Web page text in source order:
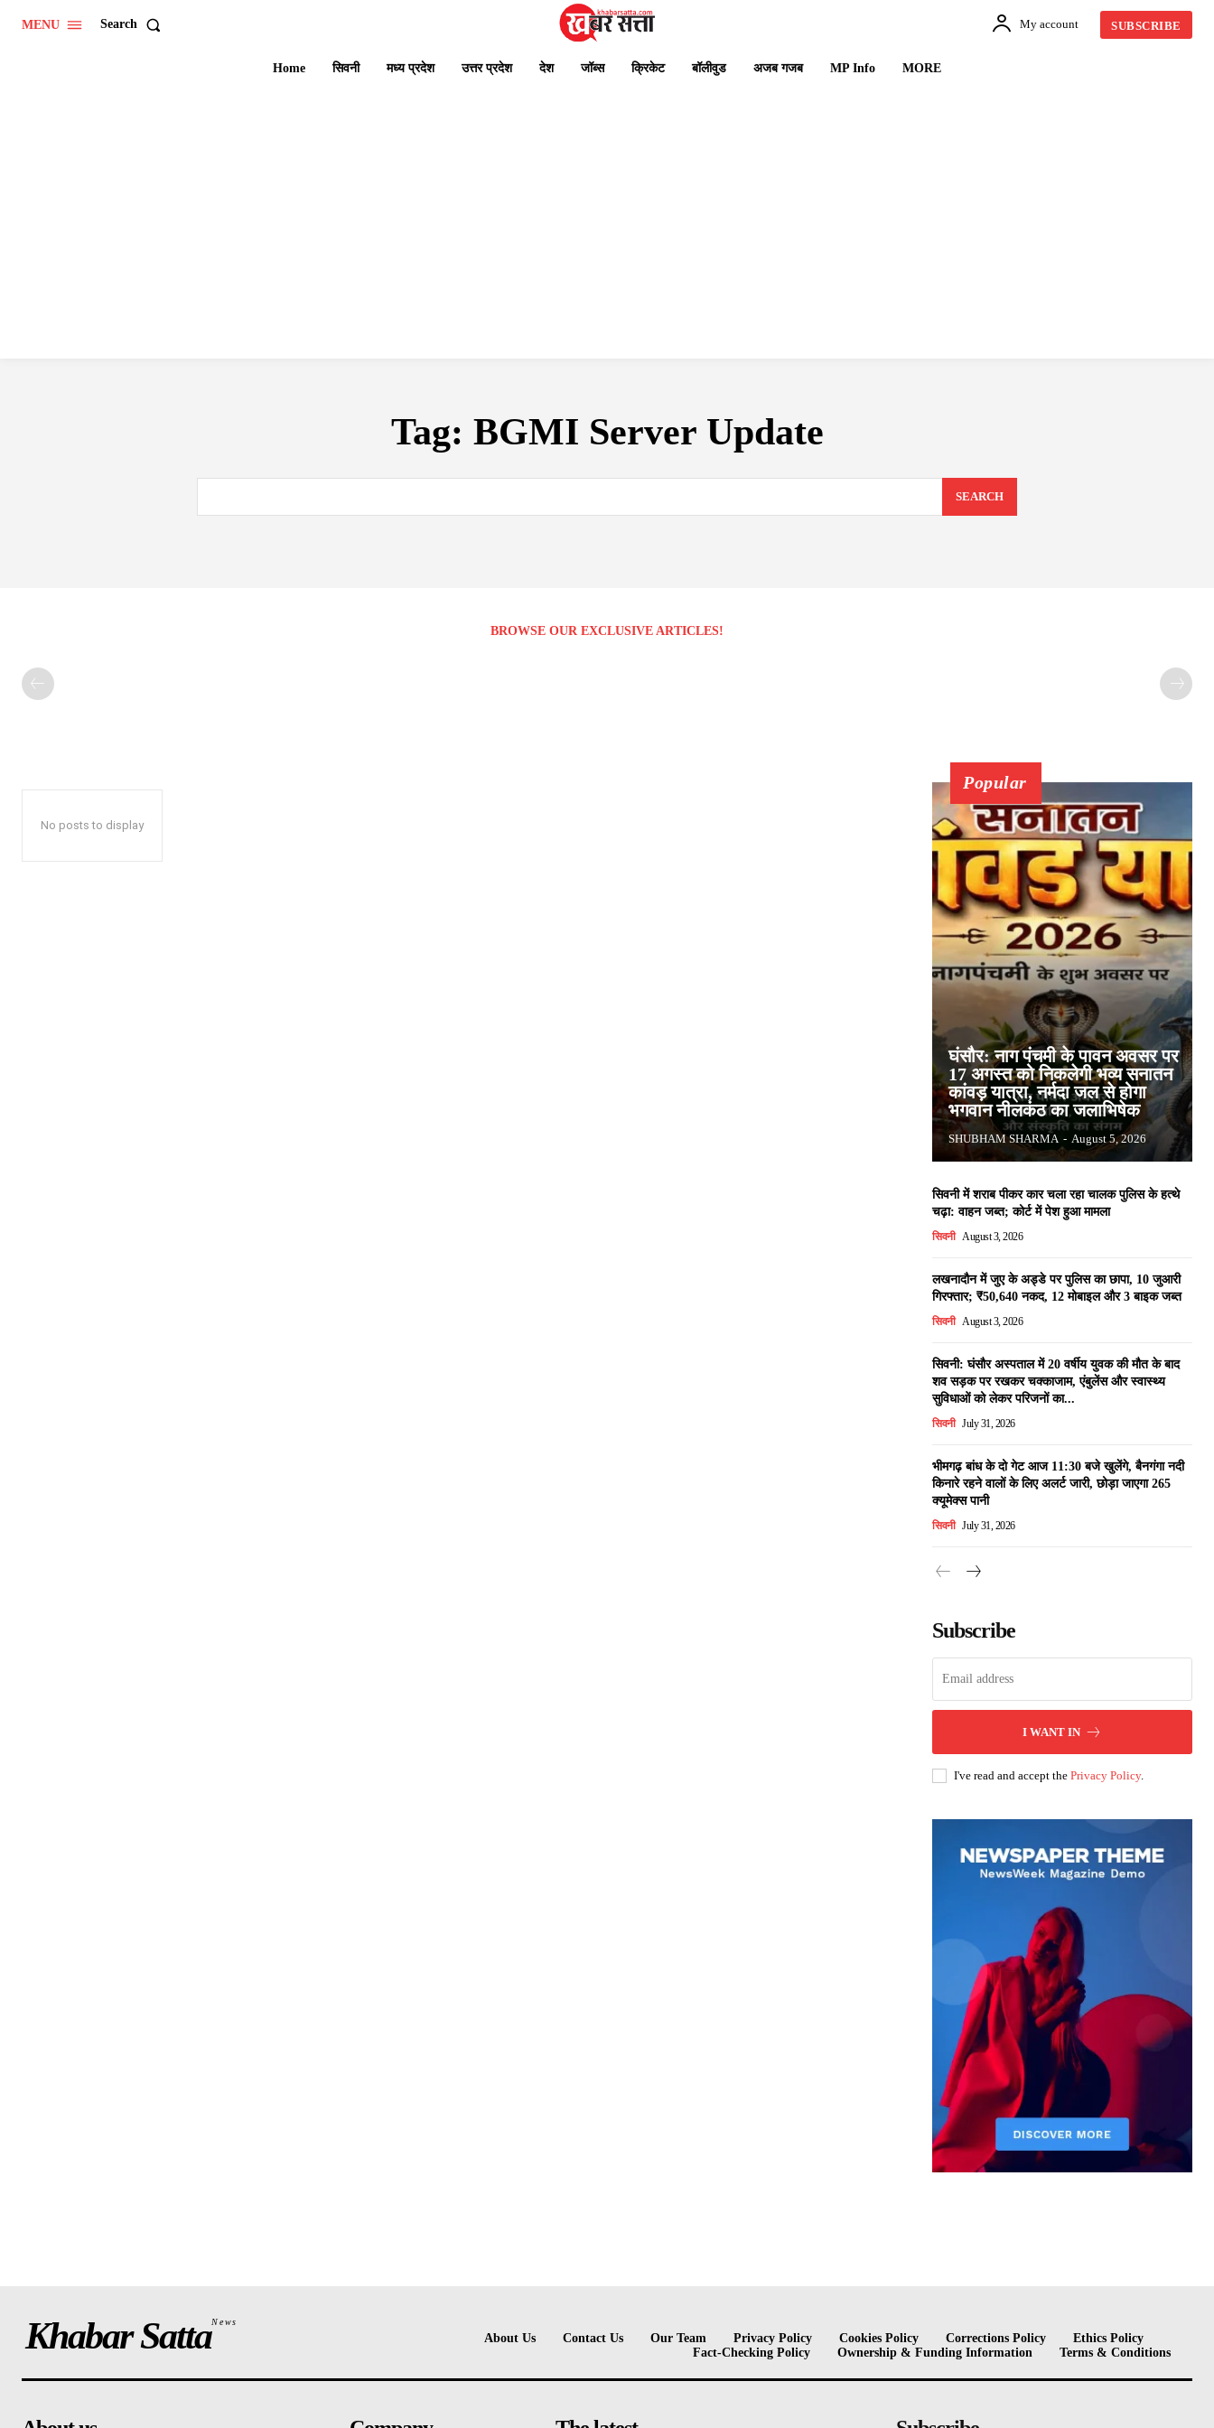
MENU Search My account SUBSCRIBE
Home सिवनी मध्य प्रदेश उत्तर प्रदेश देश जॉब्स क्रिकेट बॉलीवुड अजब गजब MP Info MORE
Tag: BGMI Server Update
SEARCH
BROWSE OUR EXCLUSIVE ARTICLES!
No posts to display
Popular
घंसौर: नाग पंचमी के पावन अवसर पर
17 अगस्त को निकलेगी भव्य सनातन
कांवड़ यात्रा, नर्मदा जल से होगा
भगवान नीलकंठ का जलाभिषेक
SHUBHAM SHARMA - August 5, 2026
सिवनी में शराब पीकर कार चला रहा चालक पुलिस के हत्थे
चढ़ा: वाहन जब्त; कोर्ट में पेश हुआ मामला
सिवनी August 3, 2026
लखनादौन में जुए के अड्डे पर पुलिस का छापा, 10 जुआरी
गिरफ्तार; ₹50,640 नकद, 12 मोबाइल और 3 बाइक जब्त
सिवनी August 3, 2026
सिवनी: घंसौर अस्पताल में 20 वर्षीय युवक की मौत के बाद
शव सड़क पर रखकर चक्काजाम, एंबुलेंस और स्वास्थ्य
सुविधाओं को लेकर परिजनों का...
सिवनी July 31, 2026
भीमगढ़ बांध के दो गेट आज 11:30 बजे खुलेंगे, बैनगंगा नदी
किनारे रहने वालों के लिए अलर्ट जारी, छोड़ा जाएगा 265
क्यूमेक्स पानी
सिवनी July 31, 2026
Subscribe
I WANT IN
I've read and accept the Privacy Policy.
Khabar SattaNews
About Us Contact Us Our Team Privacy Policy Cookies Policy Corrections Policy
Ethics Policy
Fact-Checking Policy
Ownership & Funding Information Terms & Conditions